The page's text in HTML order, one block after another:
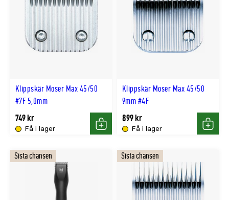
Klippskär Moser Max 45/50
#7F 5,0mm
Få i lager
749 kr
Köp
Klippskär Moser Max 45/50
9mm #4F
Få i lager
899 kr
Köp
Sista chansen Sista chansen